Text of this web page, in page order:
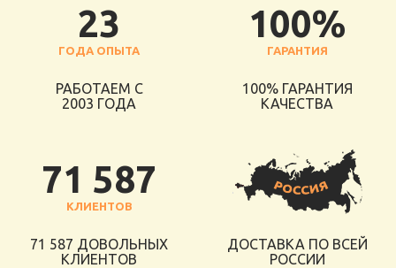
23
ГОДА ОПЫТА
РАБОТАЕМ С
2003 ГОДА
100%
ГАРАНТИЯ
100% ГАРАНТИЯ
КАЧЕСТВА
71 587
КЛИЕНТОВ
71 587 ДОВОЛЬНЫХ
КЛИЕНТОВ
ДОСТАВКА ПО ВСЕЙ
РОССИИ